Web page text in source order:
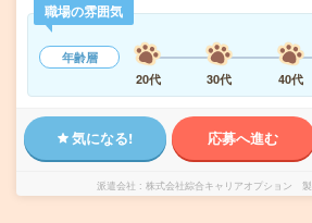
職場の雰囲気
年齢層
20代
30代 40代
気になる! 応募へ進む
派遣会社 株式会社綜合キャリアオプション 製